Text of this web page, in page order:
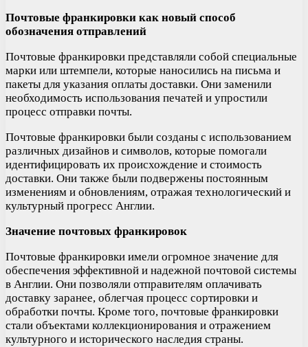
Почтовые франкировки как новый способ
обозначения отправлений
Почтовые франкировки представляли собой специальные
марки или штемпели, которые наносились на письма и
пакеты для указания оплаты доставки. Они заменили
необходимость использования печатей и упростили
процесс отправки почты.
Почтовые франкировки были созданы с использованием
различных дизайнов и символов, которые помогали
идентифицировать их происхождение и стоимость
доставки. Они также были подвержены постоянным
изменениям и обновлениям, отражая технологический и
культурный прогресс Англии.
Значение почтовых франкировок
Почтовые франкировки имели огромное значение для
обеспечения эффективной и надежной почтовой системы
в Англии. Они позволяли отправителям оплачивать
доставку заранее, облегчая процесс сортировки и
обработки почты. Кроме того, почтовые франкировки
стали объектами коллекционирования и отражением
культурного и исторического наследия страны.